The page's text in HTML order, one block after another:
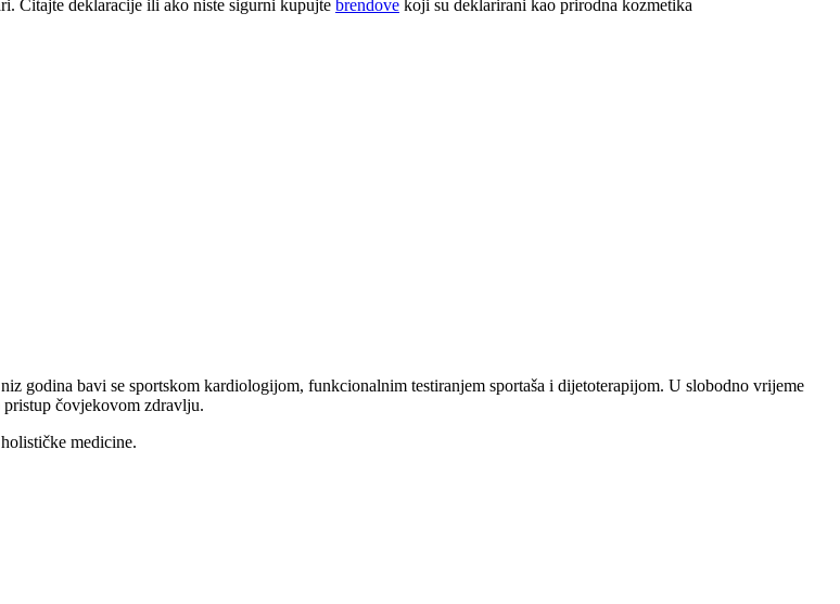
Čitajte deklaracije ili ako niste sigurni kupujte brendove koji su deklarirani kao prirodna kozmetika
godina bavi se sportskom kardiologijom, funkcionalnim testiranjem sportaša i dijetoterapijom. U slobodno vrijeme
čovjekovom zdravlju.
medicine.